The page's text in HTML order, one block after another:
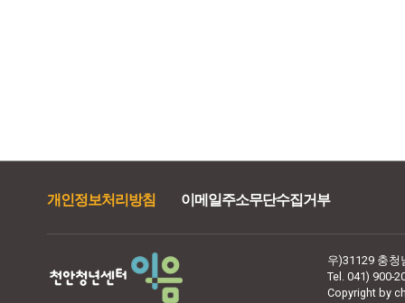
개인정보처리방침 이메일주소무단수집거부
우)31129 충
Tel. 041) 900-
Copyright by